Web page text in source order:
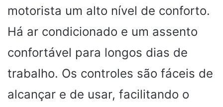
motorista um alto nível de conforto.
Há ar condicionado e um assento
confortável para longos dias de
trabalho. Os controles são fáceis de
alcançar e de usar, facilitando o